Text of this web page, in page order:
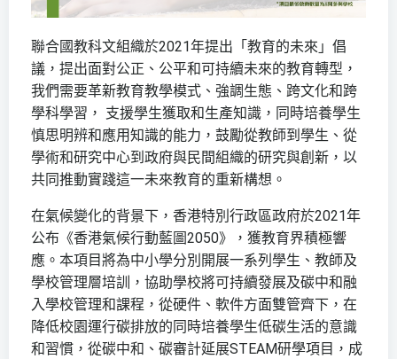
聯合國教科文組織於2021年提出「教育的未來」倡
議，提出面對公正、公平和可持續未來的教育轉型，
我們需要革新教育教學模式、強調生態、跨文化和跨
學科學習， 支援學生獲取和生產知識，同時培養學生
慎思明辨和應用知識的能力，鼓勵從教師到學生、從
學術和研究中心到政府與民間組織的研究與創新，以
共同推動實踐這一未來教育的重新構想。
在氣候變化的背景下，香港特別行政區政府於2021年
公布《香港氣候行動藍圖2050》，獲教育界積極響
應。本項目將為中小學分別開展一系列學生、教師及
學校管理層培訓，協助學校將可持續發展及碳中和融
入學校管理和課程，從硬件、軟件方面雙管齊下，在
降低校園運行碳排放的同時培養學生低碳生活的意識
和習慣，從碳中和、碳審計延展STEAM研學項目，成